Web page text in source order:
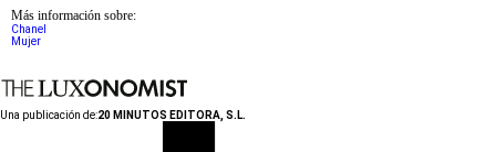
Más información sobre:
Chanel
Mujer
Una publicación de:20 MINUTOS EDITORA, S.L.